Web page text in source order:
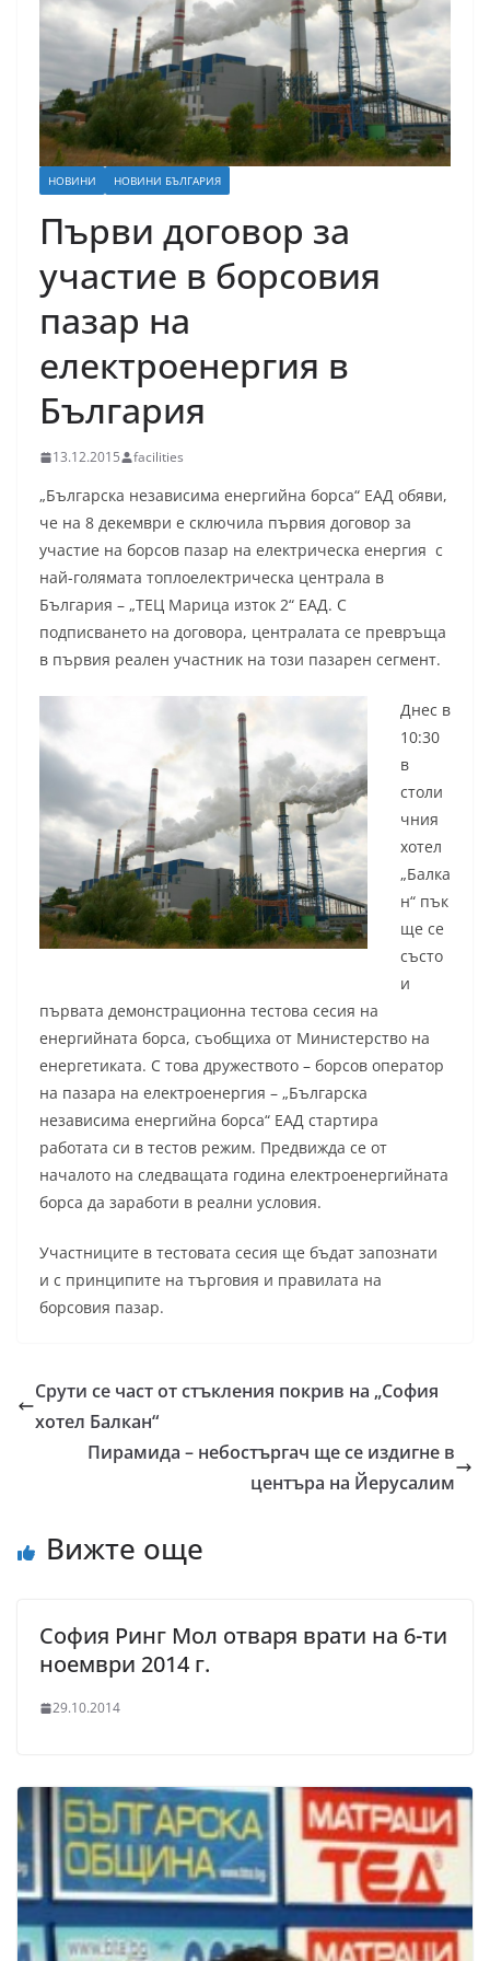
НОВИНИ НОВИНИ БЪЛГАРИЯ
Първи договор за
участие в борсовия
пазар на
електроенергия в
България
13.12.2015 facilities
„Българска независима енергийна борса“ ЕАД обяви,
че на 8 декември е сключила първия договор за
участие на борсов пазар на електрическа енергия с
най-голямата топлоелектрическа централа в
България – „ТЕЦ Марица изток 2“ ЕАД. С
подписването на договора, централата се превръща
в първия реален участник на този пазарен сегмент.
Днес в
10:30
в
столи
чния
хотел
„Балка
н“ пък
ще се
състо
и
първата демонстрационна тестова сесия на
енергийната борса, съобщиха от Министерство на
енергетиката. С това дружеството – борсов оператор
на пазара на електроенергия – „Българска
независима енергийна борса“ ЕАД стартира
работата си в тестов режим. Предвижда се от
началото на следващата година електроенергийната
борса да заработи в реални условия.
Участниците в тестовата сесия ще бъдат запознати
и с принципите на търговия и правилата на
борсовия пазар.
Срути се част от стъкления покрив на „София
хотел Балкан“
Пирамида – небостъргач ще се издигне в
центъра на Йерусалим
Вижте още
София Ринг Мол отваря врати на 6-ти
ноември 2014 г.
29.10.2014